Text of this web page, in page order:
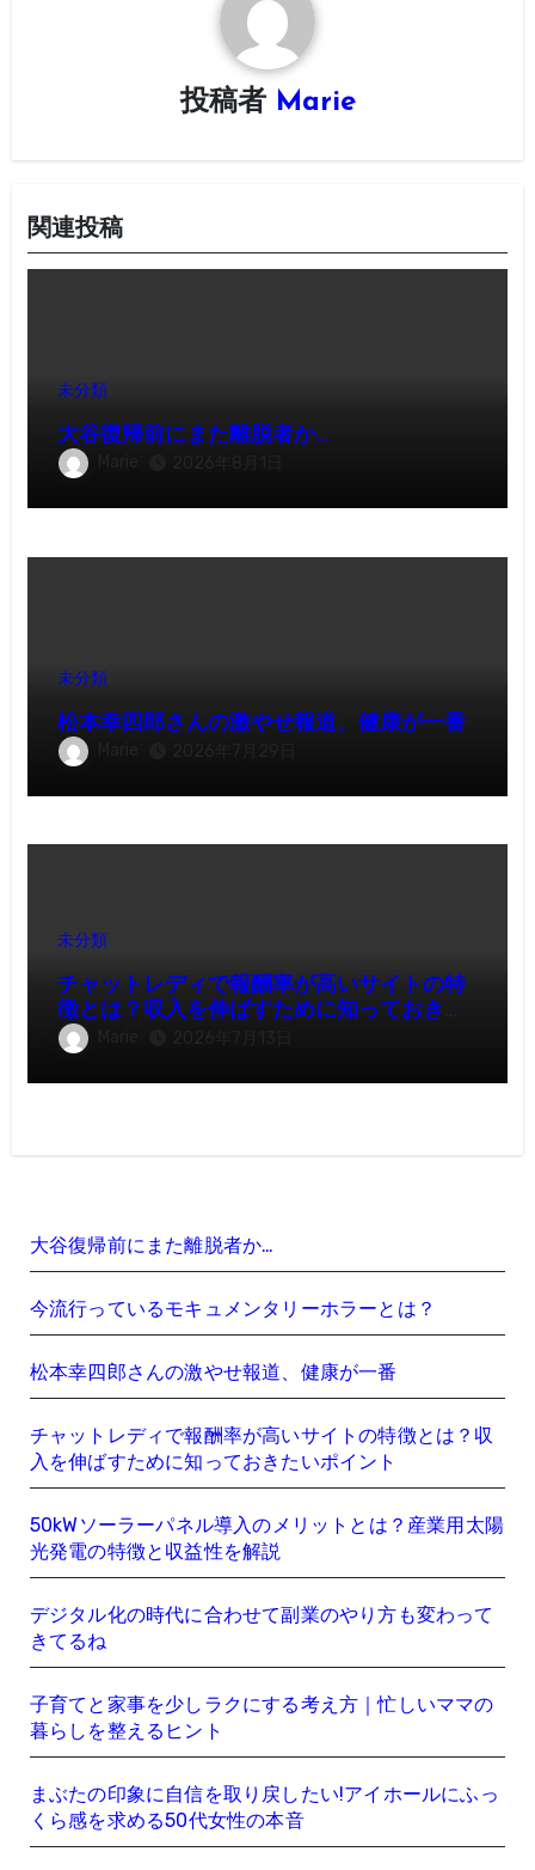
投稿者 Marie
関連投稿
未分類
大谷復帰前にまた離脱者か…
Marie 2026年8月1日
未分類
松本幸四郎さんの激やせ報道、健康が一番
Marie 2026年7月29日
未分類
チャットレディで報酬率が高いサイトの特
徴とは？収入を伸ばすために知っておきた
いポイント
Marie 2026年7月13日
大谷復帰前にまた離脱者か…
今流行っているモキュメンタリーホラーとは？
松本幸四郎さんの激やせ報道、健康が一番
チャットレディで報酬率が高いサイトの特徴とは？収
入を伸ばすために知っておきたいポイント
50kWソーラーパネル導入のメリットとは？産業用太陽
光発電の特徴と収益性を解説
デジタル化の時代に合わせて副業のやり方も変わって
きてるね
子育てと家事を少しラクにする考え方｜忙しいママの
暮らしを整えるヒント
まぶたの印象に自信を取り戻したい!アイホールにふっ
くら感を求める50代女性の本音